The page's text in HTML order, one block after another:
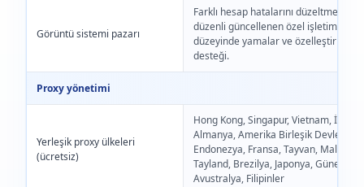
Görüntü sistemi pazarı
Farklı hesap hatalarını düzeltmek için
düzenli güncellenen özel işletim
düzeyinde yamalar ve özelleştirme
desteği.
Proxy yönetimi
Yerleşik proxy ülkeleri
(ücretsiz)
Hong Kong, Singapur, Vietnam, İtalya,
Almanya, Amerika Birleşik Devletleri,
Endonezya, Fransa, Tayvan, Malezya,
Tayland, Brezilya, Japonya, Güney
Avustralya, Filipinler